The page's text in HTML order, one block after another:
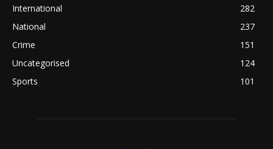
International
282
National
237
Crime
151
Uncategorised
124
Sports
101